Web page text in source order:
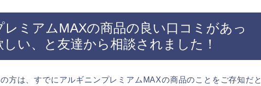
ミアムMAXの商品の良い口コミがあっ
い、と友達から相談されました！
方は、すでにアルギニンプレミアムMAXの商品のことをご存知だと